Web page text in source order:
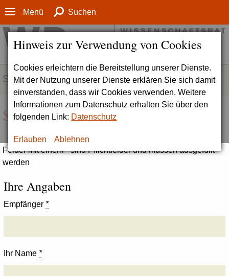
Hinweis zur Verwendung von Cookies
Cookies erleichtern die Bereitstellung unserer Dienste.
Mit der Nutzung unserer Dienste erklären Sie sich damit
einverstanden, dass wir Cookies verwenden. Weitere
Informationen zum Datenschutz erhalten Sie über den
folgenden Link: Datenschutz
Erlauben Ablehnen
Menü Suchen
SERVICE
Seite empfehlen
Felder mit einem * sind Pflichtfelder und müssen ausgefüllt
werden
Ihre Angaben
Empfänger *
Ihr Name *